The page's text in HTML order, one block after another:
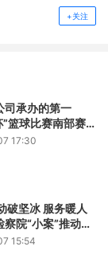
+关注
司承办的第一
”篮球比赛南部赛
17:30
破坚冰 服务暖人
院“小案”推动行
15:54